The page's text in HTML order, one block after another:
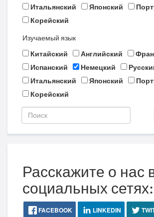
Итальянский
Японский
Корейский
Изучаемый язык
Китайский
Английский
Испанский
Немецкий
Итальянский
Японский
Корейский
Расскажите о нас
социальных сетях:
FACEBOOK LINKEDIN